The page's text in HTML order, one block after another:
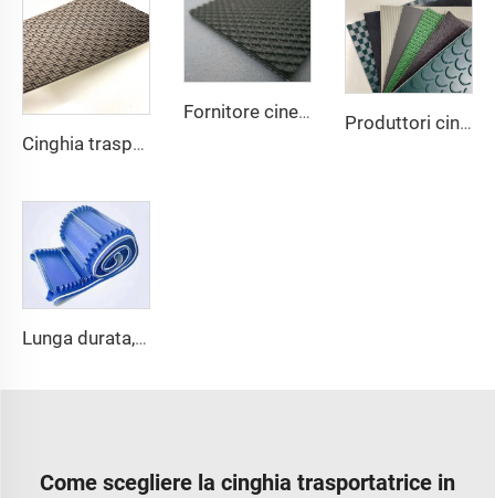
Cinghia trasportatrice in PVC con diamante, per macchina industriale cinese per lucidatura e tracciamento
Fornitore cinese, cinghia per tapis roulant in PVC liscia, silenziosa, in gomma antiscivolo e stabile Produttori cinesi personalizzati di nastri trasportatori in poliuretano, PVC e PVK in poliestere
Lunga durata, economico, qualità cinese 3,1 mm Cinghia trasportatrice in rotolo PVC 3,5 mm Bianco Alimentare Cinghia trasportatrice senza fine
Come scegliere la cinghia trasportatrice in